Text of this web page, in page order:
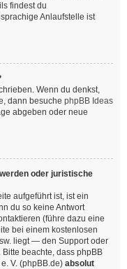
findest du
Anlaufstelle ist
Wenn du denkst,
dann besuche phpBB Ideas
abgeben oder neue
oder juristische
aufgeführt ist, ist ein
du so keine Antwort
(führe dazu eine
bei einem kostenlosen
liegt — den Support oder
beachte, dass phpBB
V. (phpBB.de) absolut